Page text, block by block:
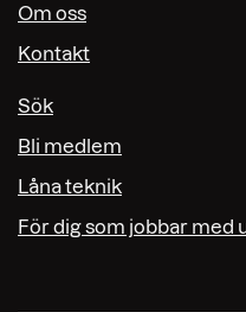
Om oss
Kontakt
Sök
Bli medlem
Låna teknik
För dig som jobbar med